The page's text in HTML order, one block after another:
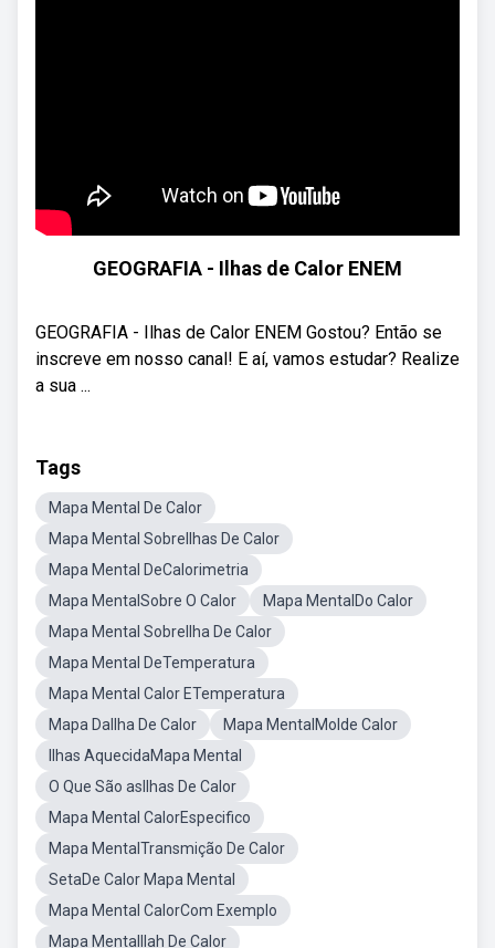
GEOGRAFIA - Ilhas de Calor ENEM
GEOGRAFIA - Ilhas de Calor ENEM Gostou? Então se
inscreve em nosso canal! E aí, vamos estudar? Realize
a sua ...
Tags
Mapa Mental De Calor
Mapa Mental SobreIlhas De Calor
Mapa Mental DeCalorimetria
Mapa MentalSobre O Calor
Mapa MentalDo Calor
Mapa Mental SobreIlha De Calor
Mapa Mental DeTemperatura
Mapa Mental Calor ETemperatura
Mapa DaIlha De Calor
Mapa MentalMolde Calor
Ilhas AquecidaMapa Mental
O Que São asIlhas De Calor
Mapa Mental CalorEspecifico
Mapa MentalTransmição De Calor
SetaDe Calor Mapa Mental
Mapa Mental CalorCom Exemplo
Mapa MentalIlah De Calor